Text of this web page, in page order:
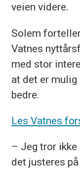
veien videre.
Solem
Vatnes
med stor
at det er
bedre.
Les Vatnes
– Jeg tror ikke
det justeres